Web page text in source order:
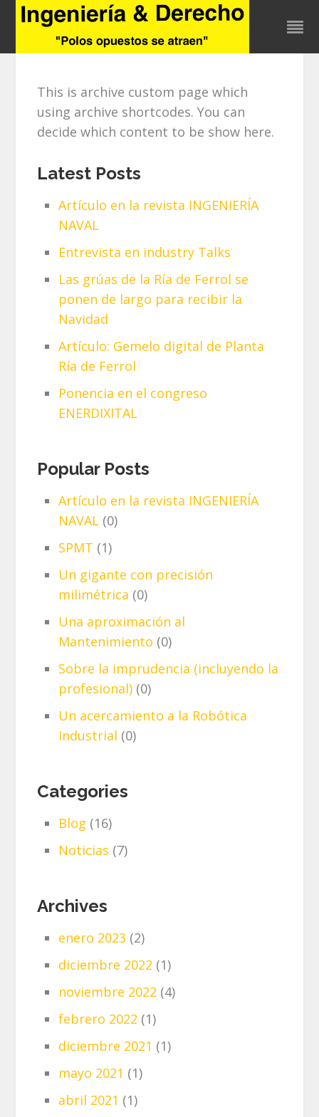
This is archive custom page which
using archive shortcodes. You can
decide which content to be show here.
Latest Posts
Artículo en la revista INGENIERÍA
NAVAL
Entrevista en industry Talks
Las grúas de la Ría de Ferrol se
ponen de largo para recibir la
Navidad
Artículo: Gemelo digital de Planta
Ría de Ferrol
Ponencia en el congreso
ENERDIXITAL
Popular Posts
Artículo en la revista INGENIERÍA
NAVAL (0)
SPMT (1)
Un gigante con precisión
milimétrica (0)
Una aproximación al
Mantenimiento (0)
Sobre la imprudencia (incluyendo la
profesional) (0)
Un acercamiento a la Robótica
Industrial (0)
Categories
Blog (16)
Noticias (7)
Archives
enero 2023 (2)
diciembre 2022 (1)
noviembre 2022 (4)
febrero 2022 (1)
diciembre 2021 (1)
mayo 2021 (1)
abril 2021 (1)